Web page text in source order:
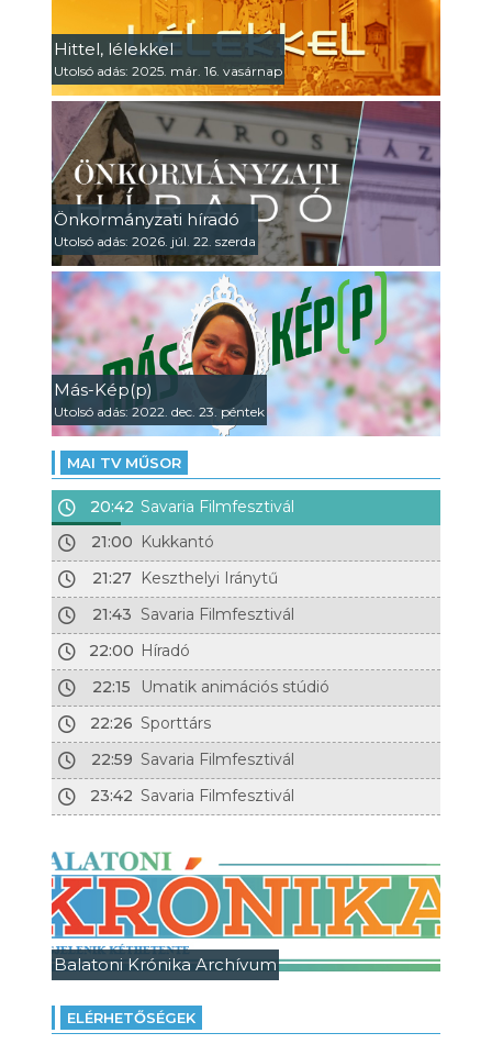
Hittel, lélekkel
Utolsó adás: 2025. már. 16. vasárnap
Önkormányzati híradó
Utolsó adás: 2026. júl. 22. szerda
Más-Kép(p)
Utolsó adás: 2022. dec. 23. péntek
MAI TV MŰSOR
20:42 Savaria Filmfesztivál
21:00 Kukkantó
21:27 Keszthelyi Iránytű
21:43 Savaria Filmfesztivál
22:00 Híradó
22:15
Umatik animációs stúdió
22:26 Sporttárs
22:59 Savaria Filmfesztivál
23:42 Savaria Filmfesztivál
Balatoni Krónika Archívum
ELÉRHETŐSÉGEK